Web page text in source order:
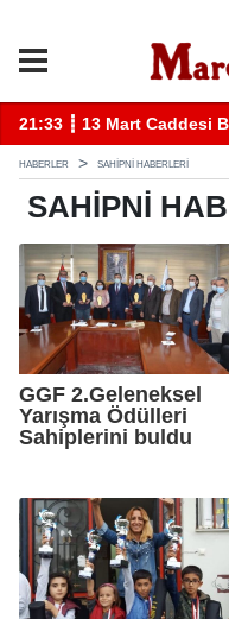
21:33 ┋ 13 Mart Caddesi
HABERLER SAHIPNI HABERLERI
SAHIPNI
GGF 2.Geleneksel
Yarışma Ödülleri
Sahiplerini buldu